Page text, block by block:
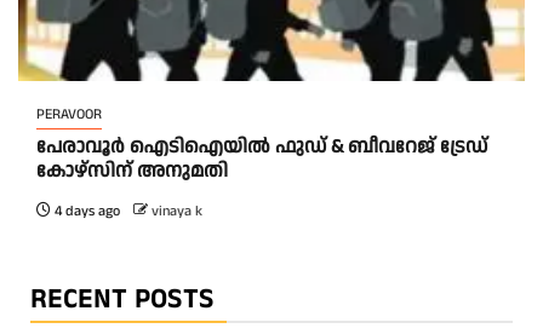
PERAVOOR
പേരാവൂർ ഐടിഐയിൽ ഫുഡ് & ബീവറേജ് ട്രേഡ്
കോഴ്സിന് അനുമതി
4 days ago vinaya k
RECENT POSTS